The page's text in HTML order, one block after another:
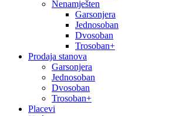
Nenamješten
Garsonjera
Jednosoban
Dvosoban
Trosoban+
Prodaja stanova
Garsonjera
Jednosoban
Dvosoban
Trosoban+
Placevi